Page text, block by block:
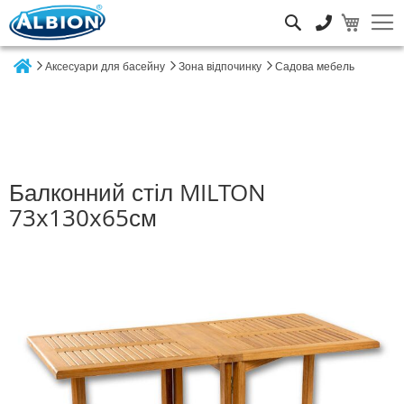
Аксесуари для басейну Зона відпочинку Садова мебель
Балконний стіл MILTON
73x130x65см
галереї
зображень